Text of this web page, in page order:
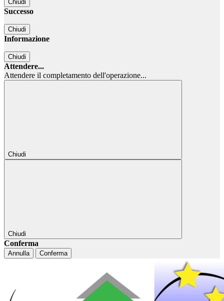
Chiudi
Successo
Chiudi
Informazione
Chiudi
Attendere...
Attendere il completamento dell'operazione...
Chiudi
Chiudi
Conferma
Annulla Conferma